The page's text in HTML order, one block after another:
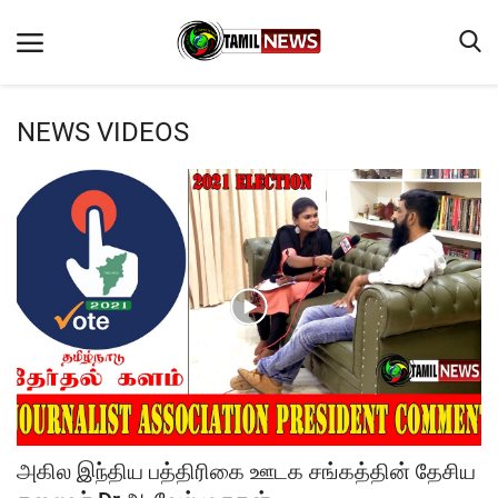
Home
TAMILNADU - INDIA
Terms & Conditions
PROFILE
Best Australian Casinos
CONTACT
CRIME
ABOUT US
NEWS VIDEOS
அகில இந்திய பத்திரிகை ஊடக சங்கத்தின் தேசிய